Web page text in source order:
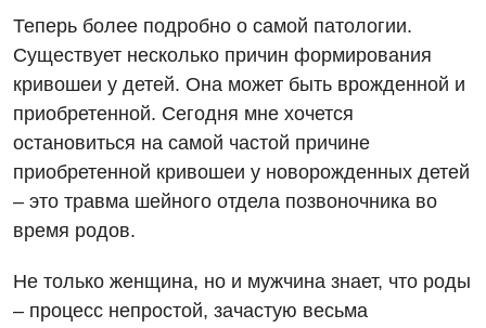
Теперь более подробно о самой патологии.
Существует несколько причин формирования
кривошеи у детей. Она может быть врожденной и
приобретенной. Сегодня мне хочется
остановиться на самой частой причине
приобретенной кривошеи у новорожденных детей
– это травма шейного отдела позвоночника во
время родов.
Не только женщина, но и мужчина знает, что роды
– процесс непростой, зачастую весьма